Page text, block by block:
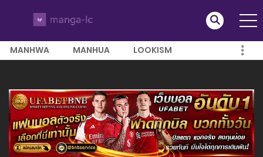
MANHWA MANHUA LOOKISM